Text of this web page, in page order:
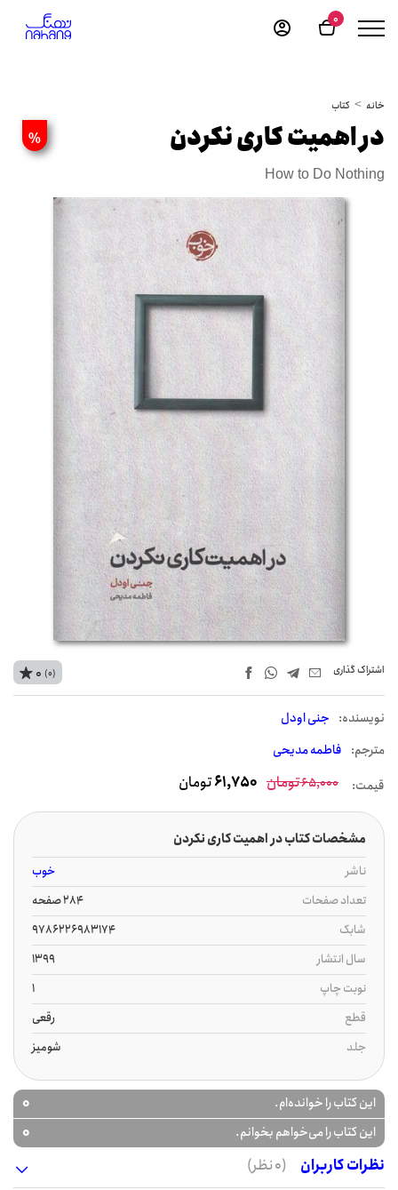
0
خانه کتاب
% در اهمیت کاری نکردن
How to Do Nothing
اشتراک‌ گذاری
نويسنده: جنی اودل
مترجم: فاطمه مدیحی
0 (0)
قیمت: 65,000تومان 61,750تومان
مشخصات کتاب در اهمیت کاری نکردن
ناشر
خوب
تعداد صفحات
284 صفحه
شابک
9786226983174
سال انتشار
1399
نوبت چاپ
1
قطع
رقعی
جلد
شومیز
این کتاب را خوانده‌ام. 0
این کتاب را می‌خواهم بخوانم.
0
نظرات کاربران
(0 نظر)